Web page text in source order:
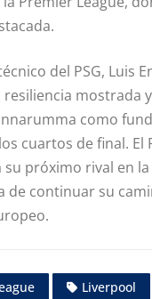
del PSG, Luis
mostrada
como
cuartos de final. El
próximo rival en
de continuar su
Liverpool